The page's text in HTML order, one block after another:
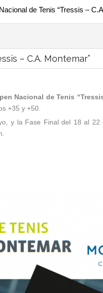
de Tenis “Tressis –
– C.A. Montemar”
Nacional de Tenis
+35 y +50.
y la Fase Final del 18 al 22